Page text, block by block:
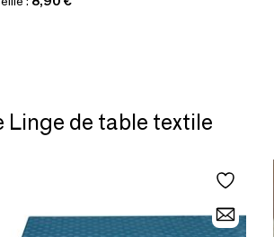
Linge de table textile